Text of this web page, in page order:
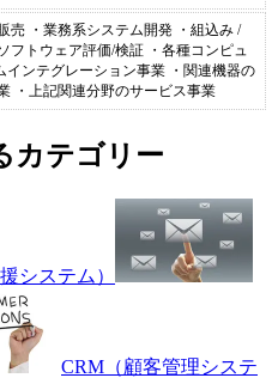
売 ・業務系システム開発 ・組込み /
フトウェア評価/検証 ・各種コンピュ
インテグレーション事業 ・関連機器の
・上記関連分野のサービス事業
カテゴリー
システム）
CRM（顧客管理システ